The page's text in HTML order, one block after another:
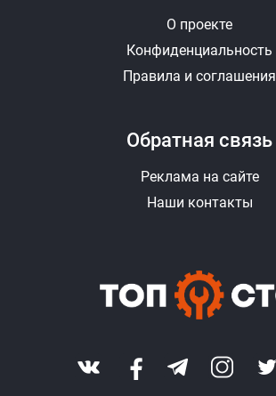
О проекте
Конфиденциальность
Правила и соглашения
Обратная связь
Реклама на сайте
Наши контакты